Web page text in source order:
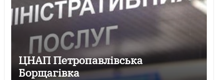
ЦНАП Петропавлівська
Борщагівка